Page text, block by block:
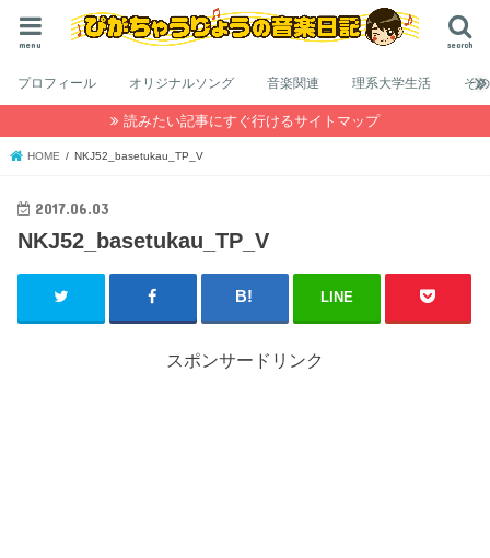
search
menu
プロフィール オリジナルソング 音楽関連 理系大学生活 そ
読みたい記事にすぐ行けるサイトマップ
HOME NKJ52_basetukau_TP_V
2017.06.03
NKJ52_basetukau_TP_V
LINE
スポンサードリンク